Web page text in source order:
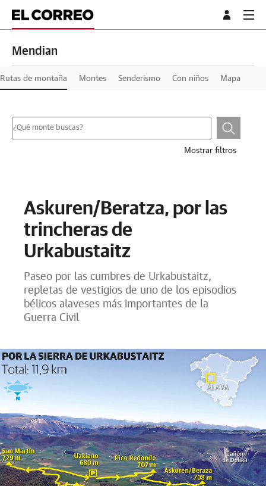
Mendian
Rutas de montaña Montes Senderismo Con niños Mapa
Mostrar filtros
Askuren/Beratza, por las
trincheras de
Urkabustaitz
Paseo por las cumbres de Urkabustaitz,
repletas de vestigios de uno de los episodios
bélicos alaveses más importantes de la
Guerra Civil